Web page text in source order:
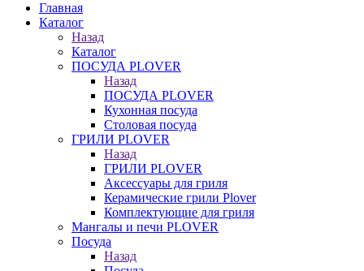
Главная
Каталог
Назад
Каталог
ПОСУДА PLOVER
Назад
ПОСУДА PLOVER
Кухонная посуда
Столовая посуда
ГРИЛИ PLOVER
Назад
ГРИЛИ PLOVER
Аксессуары для гриля
Керамические грили Plover
Комплектующие для гриля
Мангалы и печи PLOVER
Посуда
Назад